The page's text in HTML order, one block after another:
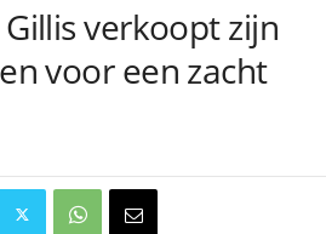
verkoopt zijn
voor een zacht